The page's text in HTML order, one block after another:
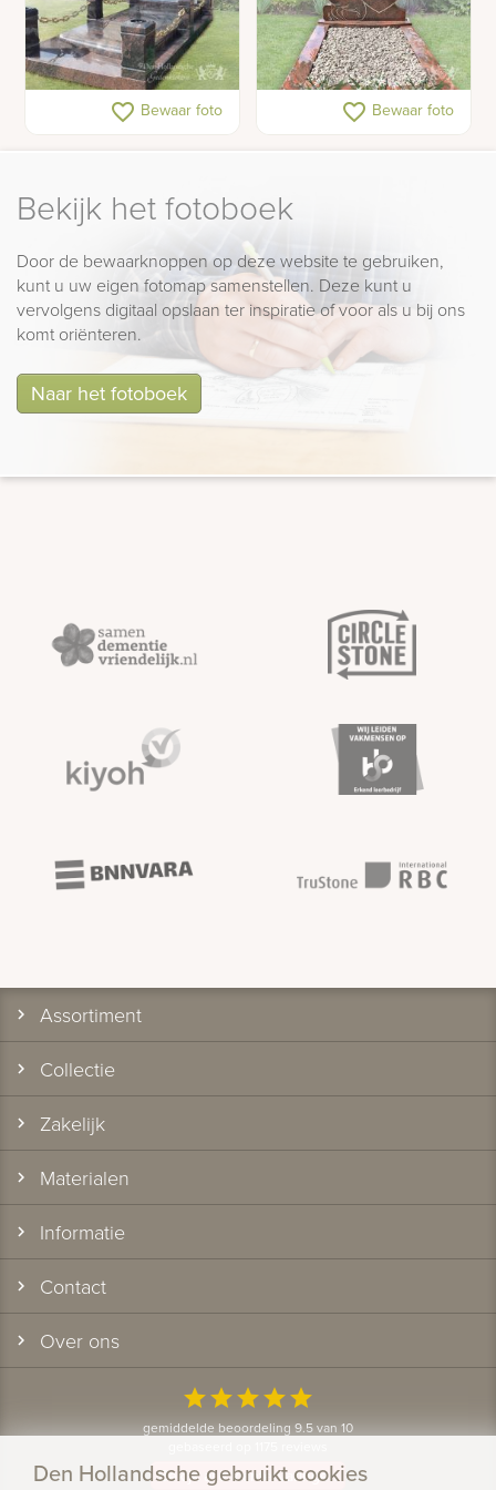
Gedenkteken met hart
favorite_border Bewaar foto
Grafsteen met hartje en
favorite_border Bewaar foto
Bekijk het fotoboek
Door de bewaarknoppen op deze website te gebruiken,
kunt u uw eigen fotomap samenstellen. Deze kunt u
vervolgens digitaal opslaan ter inspiratie of voor als u bij ons
komt oriënteren.
Naar het fotoboek
Assortiment
Collectie
Zakelijk
Materialen
Informatie
Contact
Over ons
starstarstarstarstar
gemiddelde beoordeling 9.5 van 10
Bekijk alle klantervaringen
Den Hollandsche gebruikt cookies